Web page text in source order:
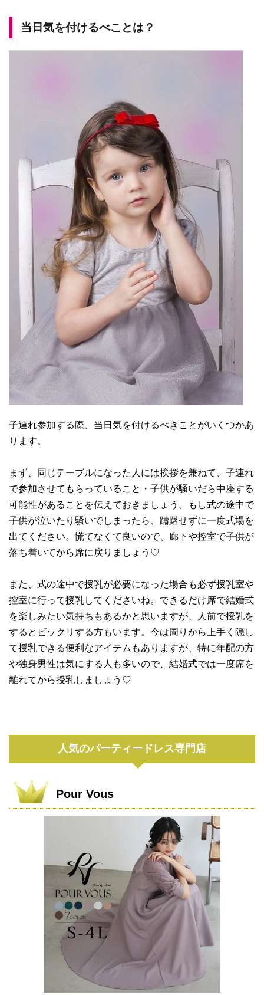
当日気を付けるべことは？
子連れ参加する際、当日気を付けるべきことがいくつかあ
ります。
まず、同じテーブルになった人には挨拶を兼ねて、子連れ
で参加させてもらっていること・子供が騒いだら中座する
可能性があることを伝えておきましょう。もし式の途中で
子供が泣いたり騒いでしまったら、躊躇せずに一度式場を
出てください。慌てなくて良いので、廊下や控室で子供が
落ち着いてから席に戻りましょう♡
また、式の途中で授乳が必要になった場合も必ず授乳室や
控室に行って授乳してくださいね。できるだけ席で結婚式
を楽しみたい気持ちもあるかと思いますが、人前で授乳を
するとビックリする方もいます。今は周りから上手く隠し
て授乳できる便利なアイテムもありますが、特に年配の方
や独身男性は気にする人も多いので、結婚式では一度席を
離れてから授乳しましょう♡
人気のパーティードレス専門店
Pour Vous